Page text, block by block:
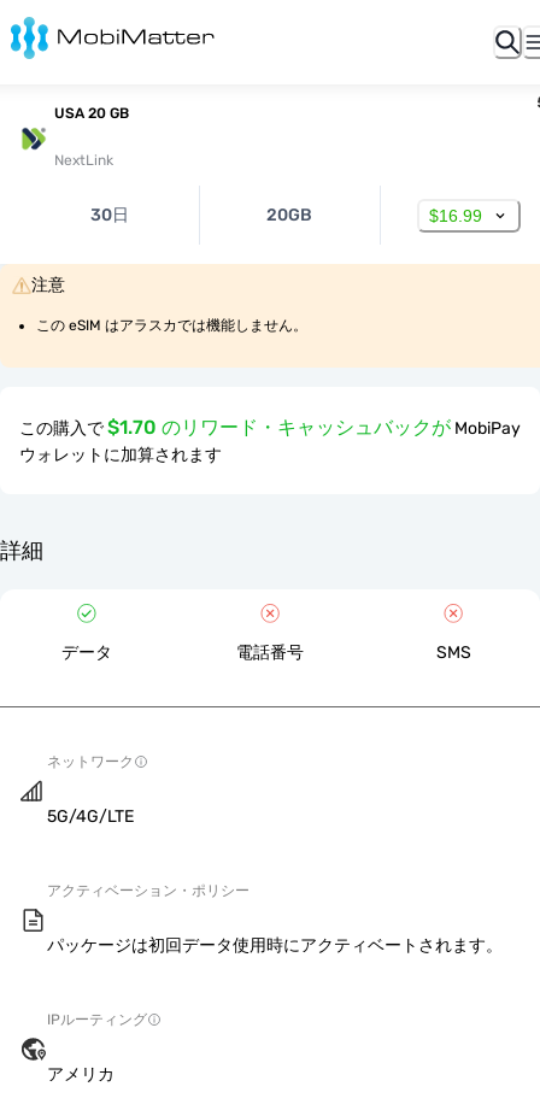
USA 20 GB
NextLink
30日 20GB $16.99
注意
この eSIM はアラスカでは機能しません。
この購入で$1.70 のリワード・キャッシュバックが MobiPay
ウォレットに加算されます
詳細
データ 電話番号 SMS
ネットワーク
5G/4G/LTE
アクティベーション・ポリシー
パッケージは初回データ使用時にアクティベートされます。
IPルーティング
アメリカ